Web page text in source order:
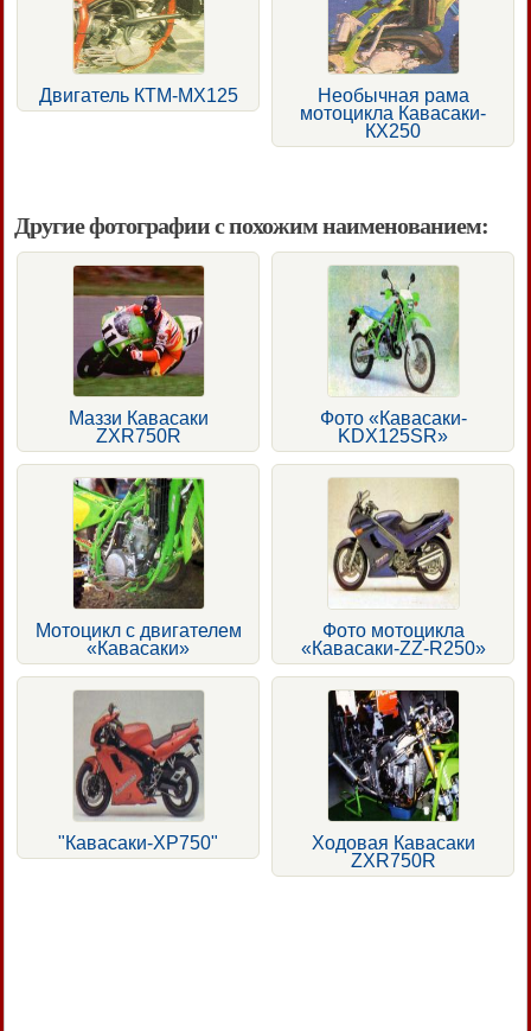
Двигатель КТМ-МХ125
Необычная рама
мотоцикла Кавасаки-
КХ250
Другие фотографии с похожим наименованием:
Маззи Кавасаки
ZXR750R
Фото «Кавасаки-
KDX125SR»
Мотоцикл с двигателем
«Кавасаки»
Фото мотоцикла
«Кавасаки-ZZ-R250»
"Кавасаки-ХР750"
Ходовая Кавасаки
ZXR750R